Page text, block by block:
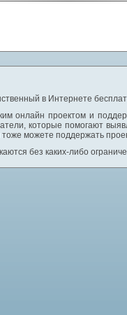
в Интернете
онлайн проектом и
которые помогают
можете поддержать
без каких-либо